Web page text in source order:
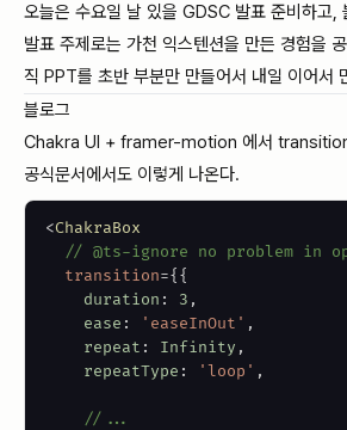
오늘은 수요일 날 있을 GDSC 발표 준비하고,
발표 주제로는 가천 익스텐션을 만든 경험을
직 PPT를 초반 부분만 만들어서 내일 이어서
블로그
Chakra UI + framer-motion 에서 transition
공식문서에서도 이렇게 나온다.
<ChakraBox
// @ts-ignore no problem in
transition={{
    duration
: 3 ,
    ease
: 'easeInOut' ,
    repeat
: Infinity ,
    repeatType
: 'loop' ,
//...